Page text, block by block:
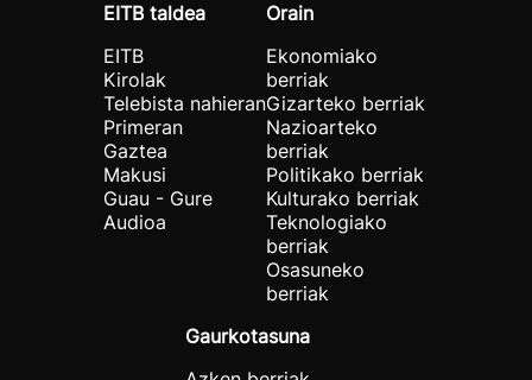
EITB taldea
EITB
Kirolak
Telebista nahieran
Primeran
Gaztea
Makusi
Guau - Gure
Audioa
Orain
Ekonomiako
berriak
Gizarteko berriak
Nazioarteko
berriak
Politikako berriak
Kulturako berriak
Teknologiako
berriak
Osasuneko
berriak
Gaurkotasuna